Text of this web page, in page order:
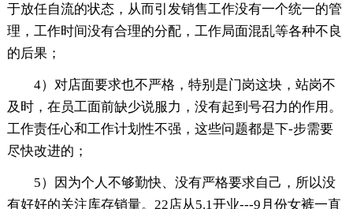
于放任自流的状态，从而引发销售工作没有一个统一的管
理，工作时间没有合理的分配，工作局面混乱等各种不良
的后果；
4）对店面要求也不严格，特别是门岗这块，站岗不
及时，在员工面前缺少说服力，没有起到号召力的作用。
工作责任心和工作计划性不强，这些问题都是下-步需要
尽快改进的；
5）因为个人不够勤快、没有严格要求自己，所以没
有好好的关注库存销量。22店从5.1开业---9月份女裤一直